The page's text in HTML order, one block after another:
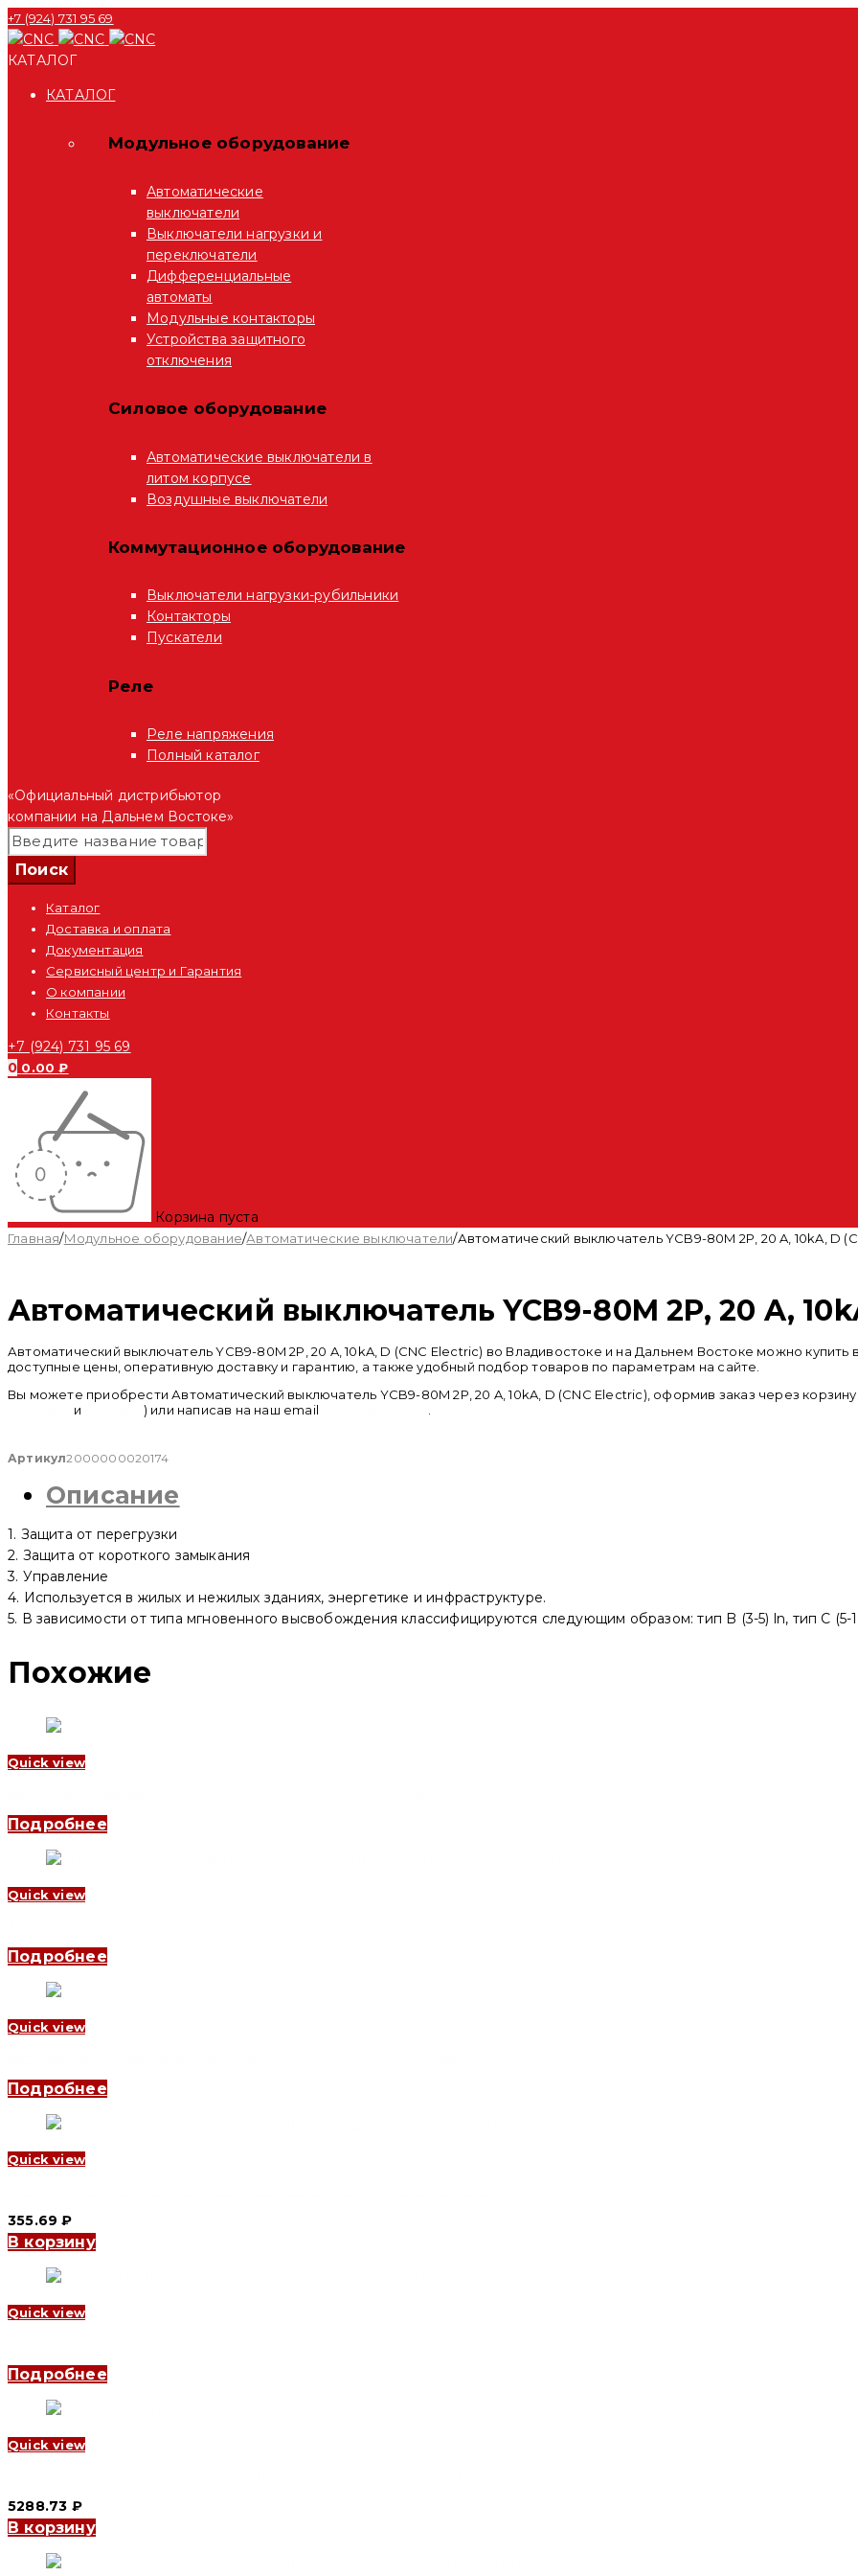
+7 (924) 731 95 69
КАТАЛОГ
КАТАЛОГ
Модульное оборудование
Автоматические
выключатели
Выключатели нагрузки и
переключатели
Дифференциальные
автоматы
Модульные контакторы
Устройства защитного
отключения
Силовое оборудование
Автоматические выключатели в
литом корпусе
Воздушные выключатели
Коммутационное оборудование
Выключатели нагрузки-рубильники
Контакторы
Пускатели
Реле
Реле напряжения
Полный каталог
«Официальный дистрибьютор
компании на Дальнем Востоке»
Каталог
Доставка и оплата
Документация
Сервисный центр и Гарантия
О компании
Контакты
+7 (924) 731 95 69
0 0.00₽
Корзина пуста
Главная/Модульное оборудование/Автоматические выключатели/Автоматический выключатель YCB9-80M 2P, 20 A, 10kA, D
Автоматический выключатель YCB9-80M 2P, 20 A,
Автоматический выключатель YCB9-80M 2P, 20 A, 10kA, D (CNC Electric) во Владивостоке и на Дальнем Востоке можно
доступные цены, оперативную доставку и гарантию, а также удобный подбор товаров по параметрам на сайте.
Вы можете приобрести Автоматический выключатель YCB9-80M 2P, 20 A, 10kA, D (CNC Electric), оформив заказ через
и ) или написав на наш email
Артикул2000000020174
Описание
1. Защита от перегрузки
2. Защита от короткого замыкания
3. Управление
4. Используется в жилых и нежилых зданиях, энергетике и инфраструктуре.
5. В зависимости от типа мгновенного высвобождения классифицируются следующим образом: тип B (3-5) ln, тип C (5-
Похожие
Quick view
Подробнее
Quick view
Подробнее
Quick view
Подробнее
Quick view
355.69₽
В корзину
Quick view
Подробнее
Quick view
5288.73 ₽
В корзину